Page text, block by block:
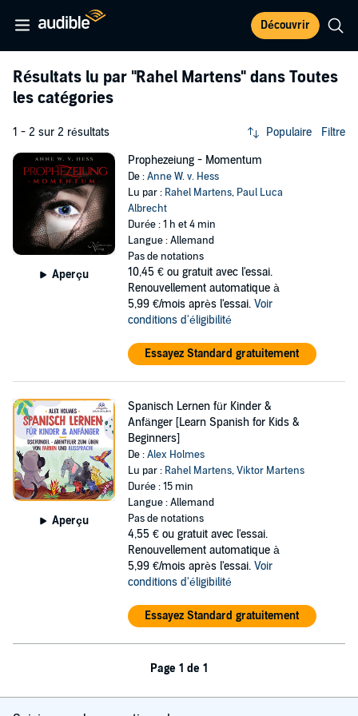
Découvrir
Résultats lu par "Rahel Martens" dans Toutes
les catégories
1 - 2 sur 2 résultats Populaire Filtre
Aperçu
Prophezeiung - Momentum
De :Anne W. v. Hess
Lu par : Rahel Martens, Paul Luca
Albrecht
Durée : 1 h et 4 min
Langue : Allemand
Pas de notations
10,45 € ou gratuit avec l'essai.
Renouvellement automatique à
5,99 €/mois après l'essai. Voir
conditions d'éligibilité
Essayez Standard gratuitement
Aperçu
Spanisch Lernen für Kinder &
Anfänger [Learn Spanish for Kids &
Beginners]
De :Alex Holmes
Lu par : Rahel Martens,Viktor Martens
Durée : 15 min
Langue : Allemand
Pas de notations
4,55 € ou gratuit avec l'essai.
Renouvellement automatique à
5,99 €/mois après l'essai. Voir
conditions d'éligibilité
Essayez Standard gratuitement
Page 1 de 1